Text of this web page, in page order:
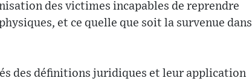
des victimes incapables de reprendre
et ce quelle que soit la survenue dans
des définitions juridiques et leur application